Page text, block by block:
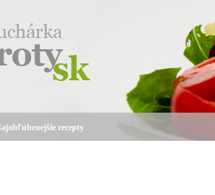
recepty